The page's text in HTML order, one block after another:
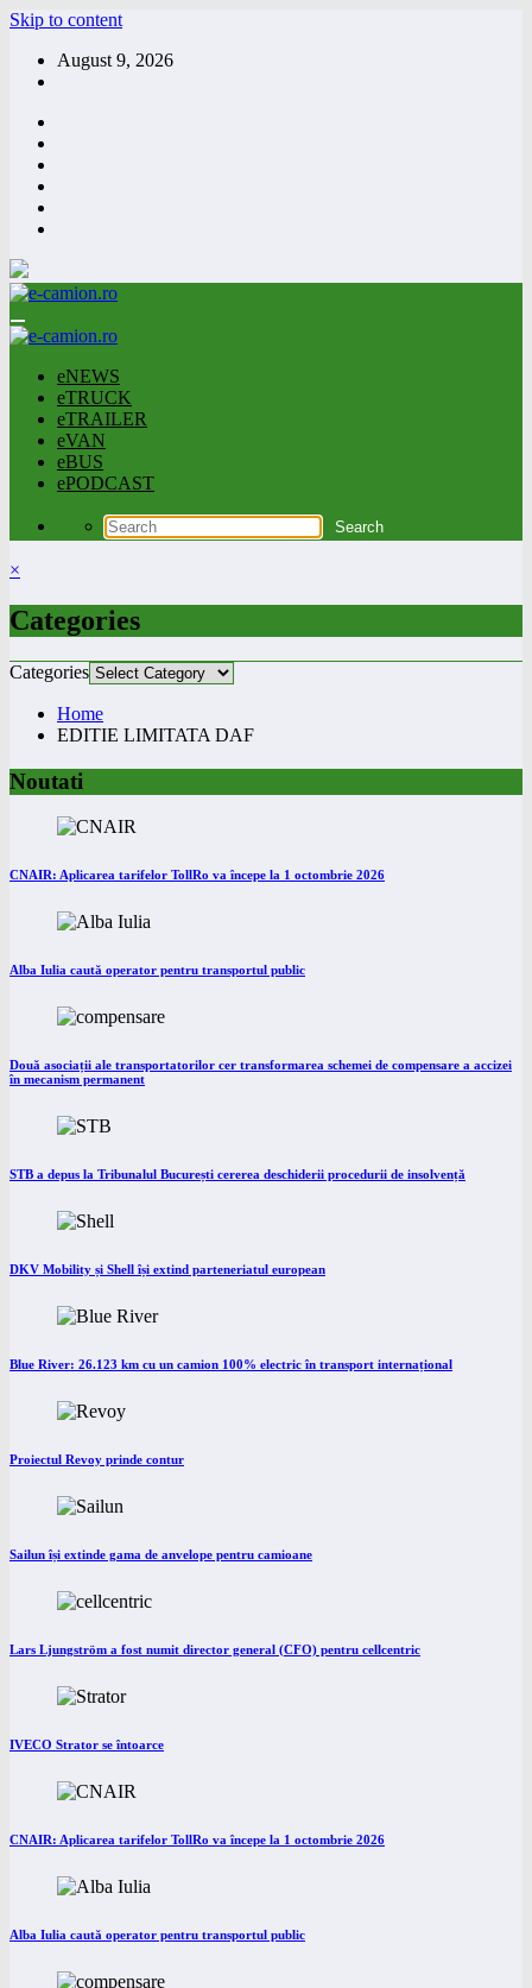
Skip to content
August 9, 2026
eNEWS
eTRUCK
eTRAILER
eVAN
eBUS
ePODCAST
×
Categories
Categories
Home
EDITIE LIMITATA DAF
Noutati
CNAIR: Aplicarea tarifelor TollRo va începe la 1 octombrie 2026
Alba Iulia caută operator pentru transportul public
Două asociații ale transportatorilor cer transformarea schemei de compensare a accizei
în mecanism permanent
STB a depus la Tribunalul București cererea deschiderii procedurii de insolvență
DKV Mobility și Shell își extind parteneriatul european
Blue River: 26.123 km cu un camion 100% electric în transport internațional
Proiectul Revoy prinde contur
Sailun își extinde gama de anvelope pentru camioane
Lars Ljungström a fost numit director general (CFO) pentru cellcentric
IVECO Strator se întoarce
CNAIR: Aplicarea tarifelor TollRo va începe la 1 octombrie 2026
Alba Iulia caută operator pentru transportul public